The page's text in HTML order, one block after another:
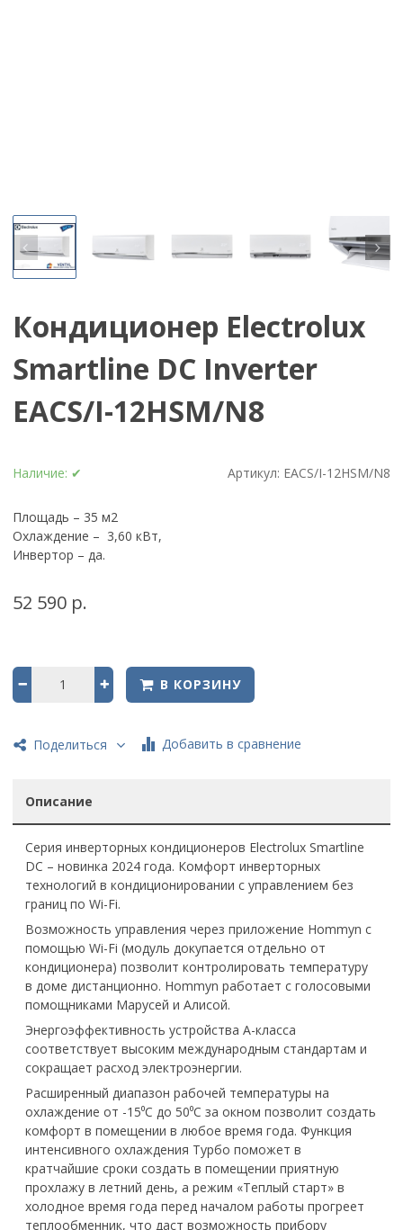
Кондиционер Electrolux
Smartline DC Inverter
EACS/I-12HSM/N8
Наличие: ✔ Артикул: EACS/I-12HSM/N8
Площадь – 35 м2
Охлаждение – 3,60 кВт,
Инвертор – да.
52 590 р.
В КОРЗИНУ
Поделиться Добавить в сравнение
Описание
Серия инверторных кондиционеров Electrolux Smartline
DC – новинка 2024 года. Комфорт инверторных
технологий в кондиционировании с управлением без
границ по Wi-Fi.
Возможность управления через приложение Hommyn с
помощью Wi-Fi (модуль докупается отдельно от
кондиционера) позволит контролировать температуру
в доме дистанционно. Hommyn работает с голосовыми
помощниками Марусей и Алисой.
Энергоэффективность устройства А-класса
соответствует высоким международным стандартам и
сокращает расход электроэнергии.
Расширенный диапазон рабочей температуры на
охлаждение от -15⁰С до 50⁰С за окном позволит создать
комфорт в помещении в любое время года. Функция
интенсивного охлаждения Турбо поможет в
кратчайшие сроки создать в помещении приятную
прохлажу в летний день, а режим «Теплый старт» в
холодное время года перед началом работы прогреет
теплообменник, что даст возможность прибору